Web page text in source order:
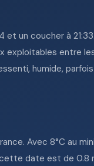
et un coucher à
exploitables entre
humide,
Avec 8°C au
date est de 0.8